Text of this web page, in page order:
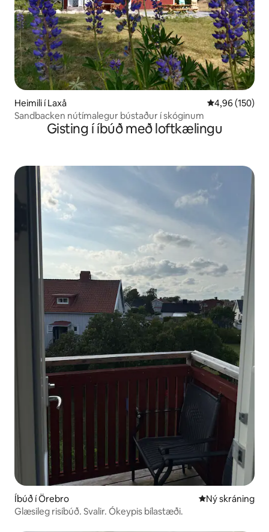
Heimili í Laxå 4,96 af 5 í
4,96 (150)
Sandbacken nútímalegur bústaður í skóginum
Gisting í íbúð með loftkælingu
Íbúð í Örebro Ný gistiaðstaða
Ný skráning
Glæsileg risíbúð. Svalir. Ókeypis bílastæði.